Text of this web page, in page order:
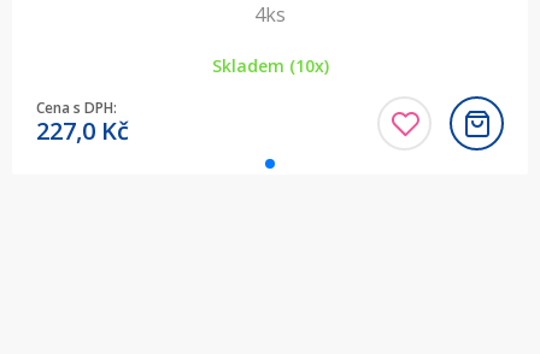
4ks
Skladem (10x)
Cena s DPH:
227,0 Kč